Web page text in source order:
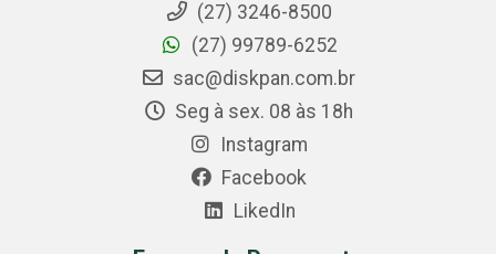
(27) 3246-8500
(27) 99789-6252
sac@diskpan.com.br
Seg à sex. 08 às 18h
Instagram
Facebook
LikedIn